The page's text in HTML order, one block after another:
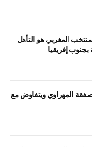
المغربي هو التأهل
بجنوب إفريقيا
المهراوي ويتفاوض مع